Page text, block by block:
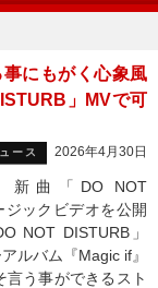
にもがく心象風
」MVで可
ース 2026年4月30日
曲「DO NOT
ジックビデオを公開
DISTURB」
ルバム『Magic if』
う事ができるスト